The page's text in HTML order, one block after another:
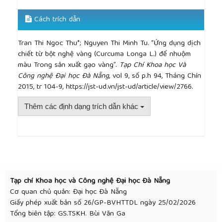
[14]Abdeldaiem M. H, “Use of Yellow Pigment
Extracted from Turmeric (Curcuma Longa) Rhizomes
Powder as Natural Food Preservative”, American
Journal of Food Science and Technology, vol 2, no.
1 (2014): 36-47.
[15]Khám phá mới về gạo vàng với lượng lớn Pro-
Vitamin A, Tạp chí Khoa Học Phổ Thông,
09/04/2005.
http://www.khoahocphothong.com.vn/news/detail/571/
pha-moi-ve-gao-vang-voi-luong-lon-pro-vitamin-
a.html
Cách trích dẫn
Tran Thi Ngoc Thu*; Nguyen Thi Minh Tu. “Ứng dụng dịch
chiết từ bột nghệ vàng (Curcuma Longa L.) để nhuộm
màu Trong sản xuất gạo vàng”. Tạp Chí Khoa học Và
Công nghệ Đại học Đà Nẵng, vol 9, số p.h 94, Tháng Chín
2015, tr 104-9, https://jst-ud.vn/jst-ud/article/view/2766.
Thêm các định dạng trích dẫn khác
Tạp chí Khoa học và Công nghệ Đại học Đà Nẵng
Cơ quan chủ quản: Đại học Đà Nẵng
Giấy phép xuất bản số 26/GP-BVHTTDL ngày 25/02/2026
Tổng biên tập: GS.TSKH. Bùi Văn Ga